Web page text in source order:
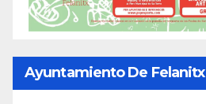
Ayuntamiento De Felanitx